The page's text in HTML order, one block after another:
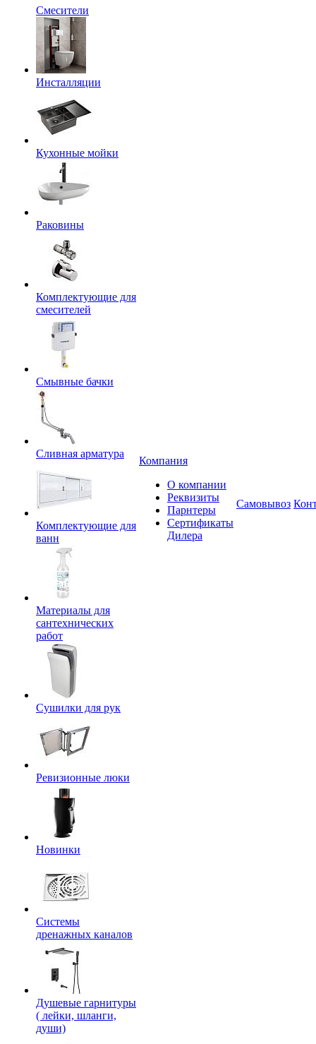
Смесители
Инсталляции
Кухонные мойки
Раковины
Комплектующие для
смесителей
Смывные бачки
Сливная арматура
Комплектующие для
ванн
Материалы для
сантехнических
работ
Сушилки для рук
Ревизионные люки
Новинки
Системы
дренажных каналов
Душевые гарнитуры
( лейки, шланги,
души)
Компания
О компании
Реквизиты
Парнтеры
Сертификаты
Дилера
Самовывоз